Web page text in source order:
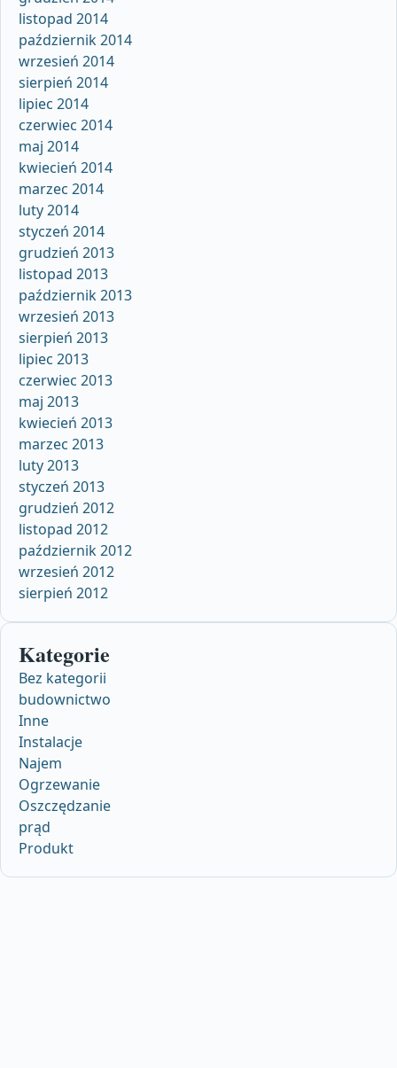
listopad 2014
październik 2014
wrzesień 2014
sierpień 2014
lipiec 2014
czerwiec 2014
maj 2014
kwiecień 2014
marzec 2014
luty 2014
styczeń 2014
grudzień 2013
listopad 2013
październik 2013
wrzesień 2013
sierpień 2013
lipiec 2013
czerwiec 2013
maj 2013
kwiecień 2013
marzec 2013
luty 2013
styczeń 2013
grudzień 2012
listopad 2012
październik 2012
wrzesień 2012
sierpień 2012
Kategorie
Bez kategorii
budownictwo
Inne
Instalacje
Najem
Ogrzewanie
Oszczędzanie
prąd
Produkt